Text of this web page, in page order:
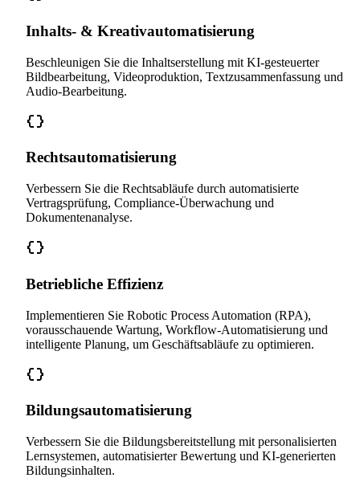
Inhalts- & Kreativautomatisierung
Beschleunigen Sie die Inhaltserstellung mit KI-gesteuerter
Bildbearbeitung, Videoproduktion, Textzusammenfassung und
Audio-Bearbeitung.
Rechtsautomatisierung
Verbessern Sie die Rechtsabläufe durch automatisierte
Vertragsprüfung, Compliance-Überwachung und
Dokumentenanalyse.
Betriebliche Effizienz
Implementieren Sie Robotic Process Automation (RPA),
vorausschauende Wartung, Workflow-Automatisierung und
intelligente Planung, um Geschäftsabläufe zu optimieren.
Bildungsautomatisierung
Verbessern Sie die Bildungsbereitstellung mit personalisierten
Lernsystemen, automatisierter Bewertung und KI-generierten
Bildungsinhalten.